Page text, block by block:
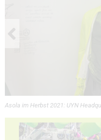
Asola im Herbst 2021: UYN